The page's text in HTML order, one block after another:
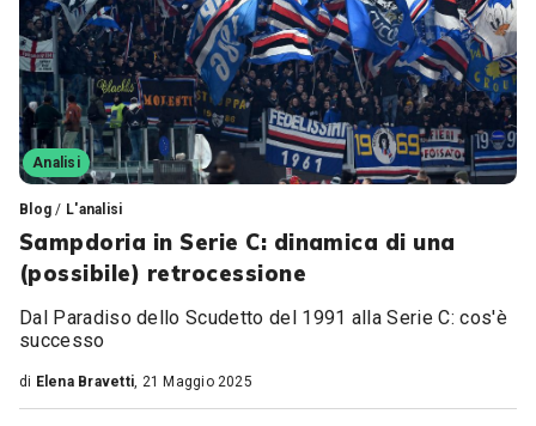
Analisi
Blog / L'analisi
Sampdoria in Serie C: dinamica di una
(possibile) retrocessione
Dal Paradiso dello Scudetto del 1991 alla Serie C: cos'è
successo
di Elena Bravetti, 21 Maggio 2025